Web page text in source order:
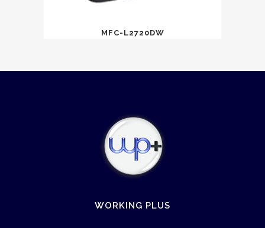
MFC-L2720DW
WORKING PLUS